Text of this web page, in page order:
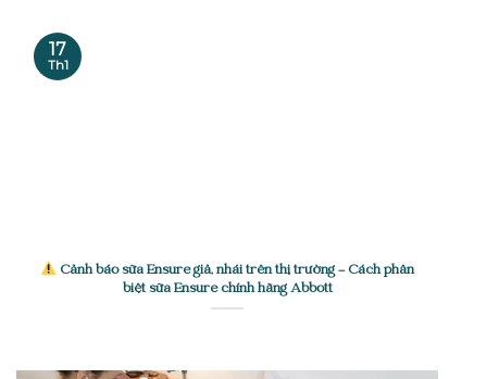
Cảnh báo sữa Ensure giả, nhái trên thị trường – Cách phân
biệt sữa Ensure chính hãng Abbott
17
Th1